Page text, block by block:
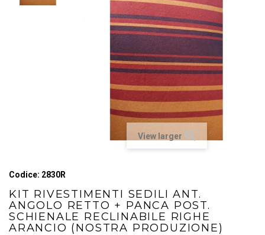
View larger
Codice: 2830R
KIT RIVESTIMENTI SEDILI ANT.
ANGOLO RETTO + PANCA POST.
SCHIENALE RECLINABILE RIGHE
ARANCIO (NOSTRA PRODUZIONE)